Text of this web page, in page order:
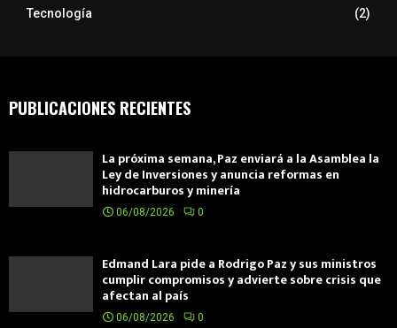
Tecnología
(2)
PUBLICACIONES RECIENTES
La próxima semana, Paz enviará a la Asamblea la
Ley de Inversiones y anuncia reformas en
hidrocarburos y minería
06/08/2026 0
Edmand Lara pide a Rodrigo Paz y sus ministros
cumplir compromisos y advierte sobre crisis que
afectan al país
06/08/2026 0